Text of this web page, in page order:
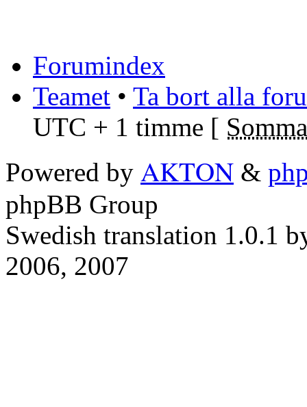
Forumindex
Teamet • Ta bort alla
UTC + 1 timme [
Powered by AKTON &
phpBB Group
Swedish translation 1.0.1
2006, 2007